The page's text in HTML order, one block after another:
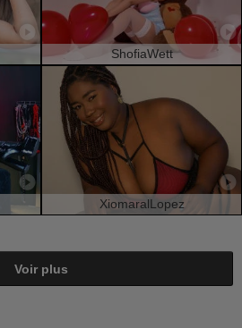
ShofiaWett
XiomaralLopez
Voir plus